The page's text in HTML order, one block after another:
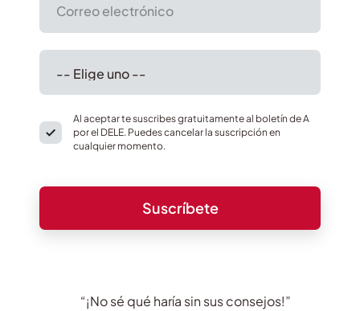
Al aceptar te suscribes gratuitamente al boletín de A
por el DELE. Puedes cancelar la suscripción en
cualquier momento.
“¡No sé qué haría sin sus consejos!”